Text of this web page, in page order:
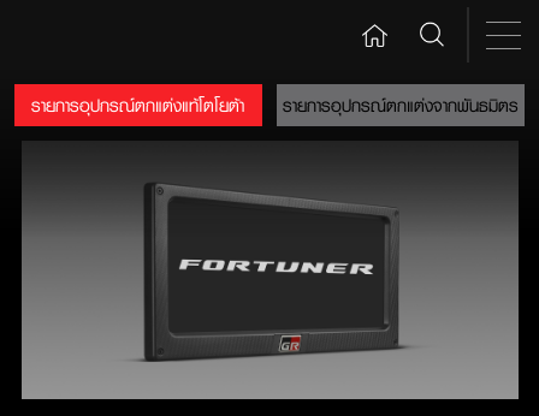
รายการอุปกรณ์ตกแต่งแท้โตโยต้า รายการอุปกรณ์ตกแต่งจากพันธมิตร